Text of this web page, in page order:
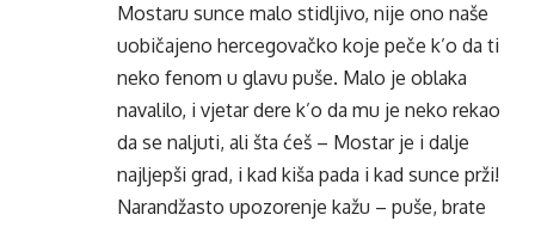
Mostaru sunce malo stidljivo, nije ono naše
uobičajeno hercegovačko koje peče k’o da ti
neko fenom u glavu puše. Malo je oblaka
navalilo, i vjetar dere k’o da mu je neko rekao
da se naljuti, ali šta ćeš – Mostar je i dalje
najljepši grad, i kad kiša pada i kad sunce prži!
Narandžasto upozorenje kažu – puše, brate